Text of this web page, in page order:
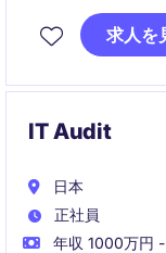
がらグローバル
求人を
IT Audit
日本
正社員
年収 1000万円